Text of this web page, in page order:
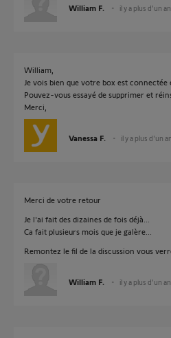
William F. il y a plus d'un an
William,
Je vois bien que votre box est connectée
Pouvez-vous essayé de supprimer et
Merci,
Vanessa F. il y a plus d'un an
Merci de votre retour
Je l'ai fait des dizaines de fois déjà...
Ca fait plusieurs mois que je galère...
Remontez le fil de la discussion vous
William F. il y a plus d'un an